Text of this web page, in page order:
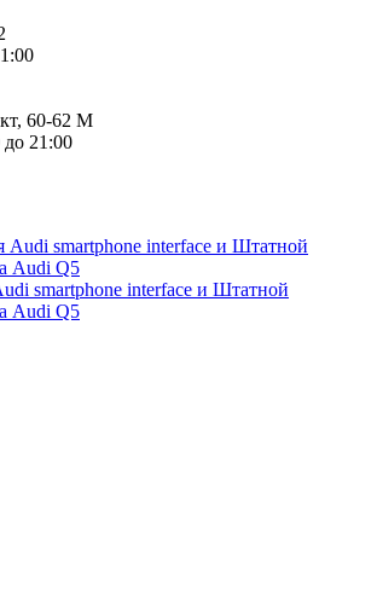
60-62 М
21:00
smartphone interface и Штатной
Audi Q5